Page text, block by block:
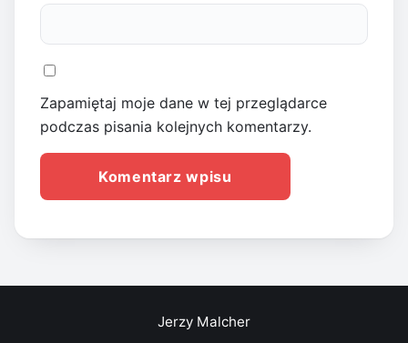
Zapamiętaj moje dane w tej przeglądarce
podczas pisania kolejnych komentarzy.
Jerzy Malcher